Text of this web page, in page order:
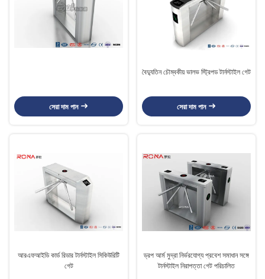
সেরা দাম পান
বৈদ্যুতিন চৌম্বকীয় ভালভ স্ট্রিপড টার্নস্টাইল গেট
সেরা দাম পান
আরএফআইডি কার্ড রিডার টার্নস্টাইল সিকিউরিটি
গেট
ড্রপ আর্ম মুদ্রা নির্ভরযোগ্য প্রবেশ সমাধান সঙ্গে
টার্নস্টাইল নিরাপত্তা গেট পরিচালিত